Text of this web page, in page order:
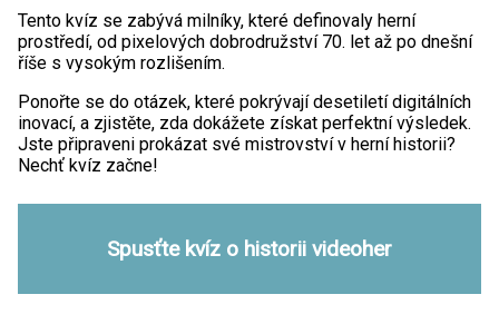
Tento kvíz se zabývá milníky, které definovaly herní
prostředí, od pixelových dobrodružství 70. let až po dnešní
říše s vysokým rozlišením.
Ponořte se do otázek, které pokrývají desetiletí digitálních
inovací, a zjistěte, zda dokážete získat perfektní výsledek.
Jste připraveni prokázat své mistrovství v herní historii?
Nechť kvíz začne!
Spusťte kvíz o historii videoher